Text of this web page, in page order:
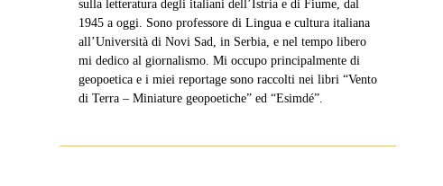
sulla letteratura degli italiani dell’Istria e di Fiume, dal
1945 a oggi. Sono professore di Lingua e cultura italiana
all’Università di Novi Sad, in Serbia, e nel tempo libero
mi dedico al giornalismo. Mi occupo principalmente di
geopoetica e i miei reportage sono raccolti nei libri “Vento
di Terra – Miniature geopoetiche” ed “Esimdé”.